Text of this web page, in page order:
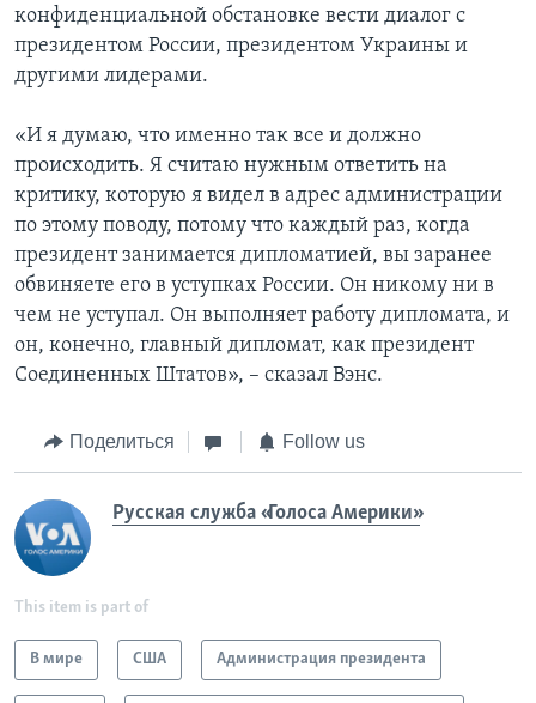
конфиденциальной обстановке вести диалог с
президентом России, президентом Украины и
другими лидерами.
«И я думаю, что именно так все и должно
происходить. Я считаю нужным ответить на
критику, которую я видел в адрес администрации
по этому поводу, потому что каждый раз, когда
президент занимается дипломатией, вы заранее
обвиняете его в уступках России. Он никому ни в
чем не уступал. Он выполняет работу дипломата, и
он, конечно, главный дипломат, как президент
Соединенных Штатов», – сказал Вэнс.
Поделиться Follow us
Русская служба «Голоса Америки»
This item is part of
В мире США Администрация президента